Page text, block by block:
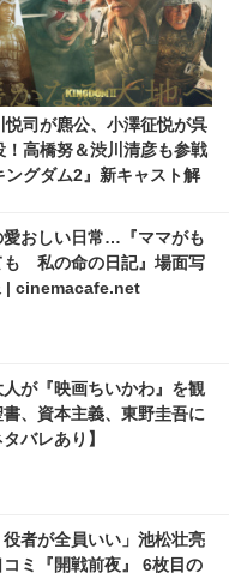
悦司が麃公、小澤征悦が呉
！高橋努＆渋川清彦も参戦
ングダム2』新キャスト解
愛おしい日常…『ママがも
も 私の命の日記』場面写
| cinemacafe.net
が『映画ちいかわ』を観
、資本主義、東野圭吾に
バレあり】
者が全員いい」池松壮亮
ミ『開戦前夜』 6枚目の